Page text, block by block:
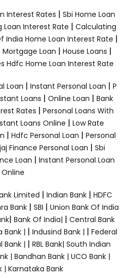
Interest Rates | Sbi Home Loan
Loan Interest Rate | Calculating
India Home Loan Interest Rate |
Mortgage Loan | House Loans |
Hdfc Home Loan Interest Rate
Loan | Instant Personal Loan | P
Loans | Online Loan | Bank
Rates | Personal Loans With
Loans Online | Low Rate
| Hdfc Personal Loan | Personal
Finance Personal Loan | Sbi
Loan | Instant Personal Loan
Online
Limited | Indian Bank | HDFC
Bank| SBI | Union Bank Of India
| Bank Of India| | Central Bank
Bank | | Indusind Bank | | Federal
Bank | | RBL Bank| South Indian
| Bandhan Bank | UCO Bank |
| Karnataka Bank